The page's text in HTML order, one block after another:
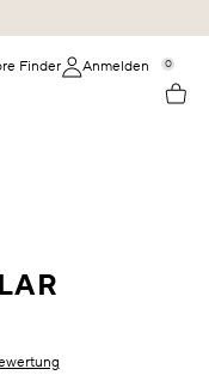
Finder Anmelden 0